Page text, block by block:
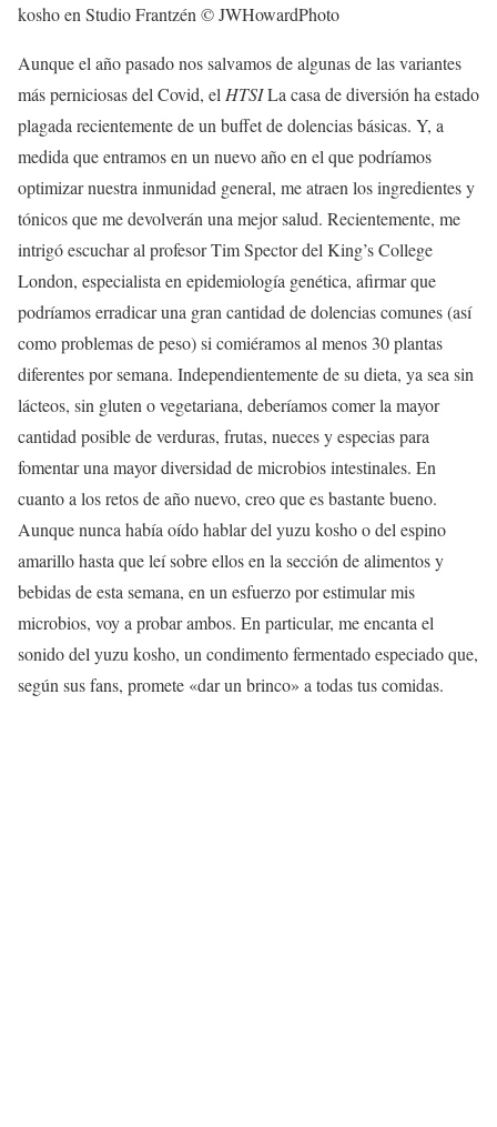
kosho en Studio Frantzén © JWHowardPhoto
Aunque el año pasado nos salvamos de algunas de las variantes
más perniciosas del Covid, el HTSILa casa de diversión ha estado
plagada recientemente de un buffet de dolencias básicas. Y, a
medida que entramos en un nuevo año en el que podríamos
optimizar nuestra inmunidad general, me atraen los ingredientes y
tónicos que me devolverán una mejor salud. Recientemente, me
intrigó escuchar al profesor Tim Spector del King’s College
London, especialista en epidemiología genética, afirmar que
podríamos erradicar una gran cantidad de dolencias comunes (así
como problemas de peso) si comiéramos al menos 30 plantas
diferentes por semana. Independientemente de su dieta, ya sea sin
lácteos, sin gluten o vegetariana, deberíamos comer la mayor
cantidad posible de verduras, frutas, nueces y especias para
fomentar una mayor diversidad de microbios intestinales. En
cuanto a los retos de año nuevo, creo que es bastante bueno.
Aunque nunca había oído hablar del yuzu kosho o del espino
amarillo hasta que leí sobre ellos en la sección de alimentos y
bebidas de esta semana, en un esfuerzo por estimular mis
microbios, voy a probar ambos. En particular, me encanta el
sonido del yuzu kosho, un condimento fermentado especiado que,
según sus fans, promete «dar un brinco» a todas tus comidas.